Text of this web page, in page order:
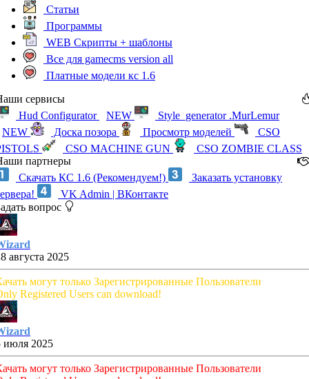
Статьи
Программы
WEB Скрипты + шаблоны
Все для gamecms version all
Платные модели кс 1.6
сервисы
Hud Configurator
NEW
Style_generator .MurLemur
NEW
Доска позора Просмотр моделей
CSO
CSO MACHINE GUN
CSO ZOMBIE CLASS
партнеры
Скачать КС 1.6 (Рекомендуем!)
Заказать установку
VK Admin | ВКонтакте
вопрос
августа 2025
могут только Зарегистрированные Пользователи
Registered Users can download!
июля 2025
могут только Зарегистрированные Пользователи